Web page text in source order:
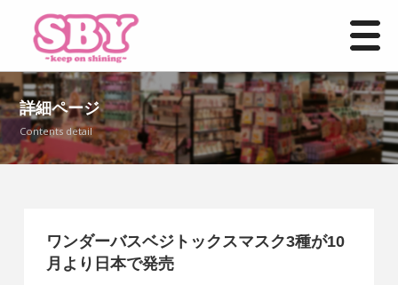
HOME
お知らせ一覧
よくあるご質問
詳細ページ
Contents detail
ワンダーバスベジトックスマスク3種が10
月より日本で発売